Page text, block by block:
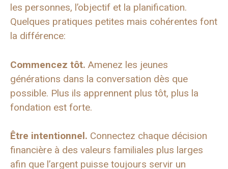
les personnes, l’objectif et la planification.
Quelques pratiques petites mais cohérentes font
la différence:
Commencez tôt. Amenez les jeunes
générations dans la conversation dès que
possible. Plus ils apprennent plus tôt, plus la
fondation est forte.
Être intentionnel. Connectez chaque décision
financière à des valeurs familiales plus larges
afin que l’argent puisse toujours servir un